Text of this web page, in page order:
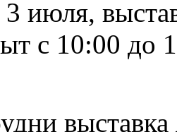
июля,
с 10:00 до